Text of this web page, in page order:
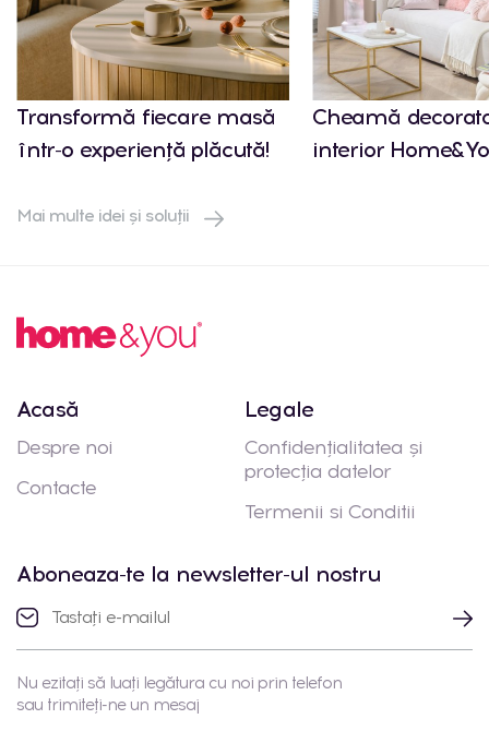
Transformă fiecare masă
într-o experiență plăcută!
Cheamă
interior
Mai multe idei și soluții
Acasă
Despre noi
Contacte
Legale
Confidențialitatea și
protecția datelor
Termenii si Conditii
Aboneaza-te la newsletter-ul nostru
Nu ezitați să luați legătura cu noi prin telefon
sau trimiteți-ne un mesaj